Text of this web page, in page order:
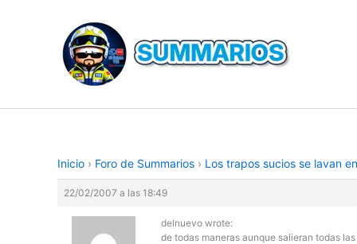
contenido
Inicio › Foro de Summarios › Los trapos sucios se lavan
22/02/2007 a las 18:49
delnuevo wrote:
de todas maneras aunque salieran todas